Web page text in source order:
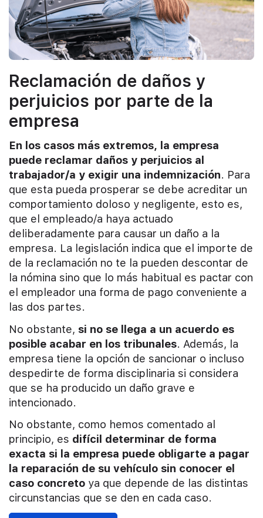
Reclamación de daños y
perjuicios por parte de la
empresa
En los casos más extremos, la empresa
puede reclamar daños y perjuicios al
trabajador/a y exigir una indemnización. Para
que esta pueda prosperar se debe acreditar un
comportamiento doloso y negligente, esto es,
que el empleado/a haya actuado
deliberadamente para causar un daño a la
empresa. La legislación indica que el importe de
de la reclamación no te la pueden descontar de
la nómina sino que lo más habitual es pactar con
el empleador una forma de pago conveniente a
las dos partes.
No obstante, si no se llega a un acuerdo es
posible acabar en los tribunales. Además, la
empresa tiene la opción de sancionar o incluso
despedirte de forma disciplinaria si considera
que se ha producido un daño grave e
intencionado.
No obstante, como hemos comentado al
principio, es difícil determinar de forma
exacta si la empresa puede obligarte a pagar
la reparación de su vehículo sin conocer el
caso concreto ya que depende de las distintas
circunstancias que se den en cada caso.